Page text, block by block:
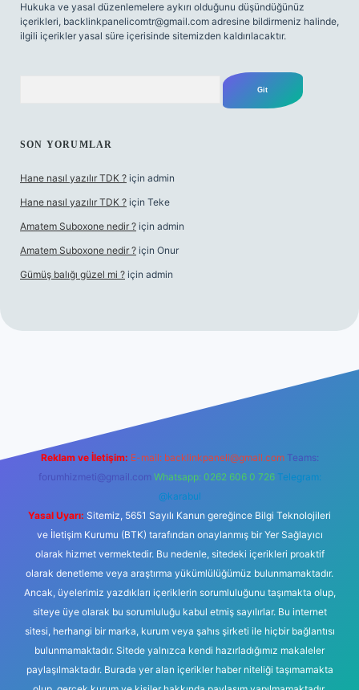
Hukuka ve yasal düzenlemelere aykırı olduğunu düşündüğünüz
içerikleri, backlinkpanelicomtr@gmail.com adresine bildirmeniz halinde,
ilgili içerikler yasal süre içerisinde sitemizden kaldırılacaktır.
SON YORUMLAR
Hane nasıl yazılır TDK ? için admin
Hane nasıl yazılır TDK ? için Teke
Amatem Suboxone nedir ? için admin
Amatem Suboxone nedir ? için Onur
Gümüş balığı güzel mi ? için admin
Reklam ve İletişim: E-mail: backlinkpaneli@gmail.com Teams:
forumhizmeti@gmail.com Whatsapp: 0262 606 0 726 Telegram:
@karabul
Yasal Uyarı: Sitemiz, 5651 Sayılı Kanun gereğince Bilgi Teknolojileri
ve İletişim Kurumu (BTK) tarafından onaylanmış bir Yer Sağlayıcı
olarak hizmet vermektedir. Bu nedenle, sitedeki içerikleri proaktif
olarak denetleme veya araştırma yükümlülüğümüz bulunmamaktadır.
Ancak, üyelerimiz yazdıkları içeriklerin sorumluluğunu taşımakta olup,
siteye üye olarak bu sorumluluğu kabul etmiş sayılırlar. Bu internet
sitesi, herhangi bir marka, kurum veya şahıs şirketi ile hiçbir bağlantısı
bulunmamaktadır. Sitede yalnızca kendi hazırladığımız makaleler
paylaşılmaktadır. Burada yer alan içerikler haber niteliği taşımamakta